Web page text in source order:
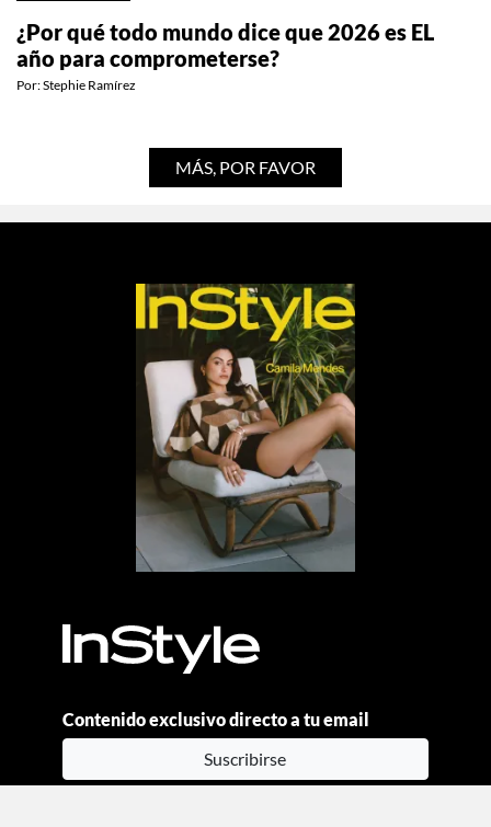
¿Por qué todo mundo dice que 2026 es EL
año para comprometerse?
Por:Stephie Ramírez
MÁS, POR FAVOR
Contenido exclusivo directo a tu email
Suscribirse